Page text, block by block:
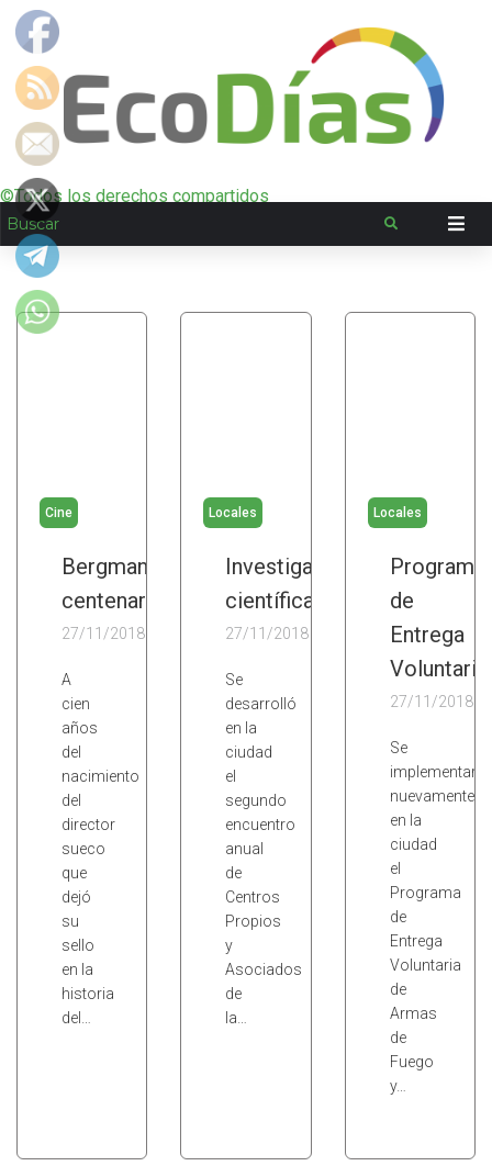
©Todos los derechos compartidos
Cine
Bergman
centenario
27/11/2018
A
cien
años
del
nacimiento
del
director
sueco
que
dejó
su
sello
en la
historia
del…
Locales
Investigaciones
científicas
27/11/2018
Se
desarrolló
en la
ciudad
el
segundo
encuentro
anual
de
Centros
Propios
y
Asociados
de
la…
Locales
Programa
de
Entrega
Voluntaria
27/11/2018
Se
implementará
nuevamente
en la
ciudad
el
Programa
de
Entrega
Voluntaria
de
Armas
de
Fuego
y…